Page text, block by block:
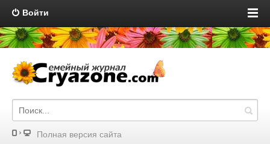
Войти
Полная версия сайта